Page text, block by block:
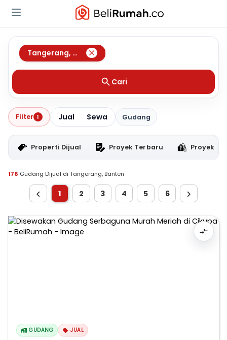
Tangerang, Banten
Cari
Filter 1 Jual Sewa Gudang
Properti Dijual Proyek Terbaru Proyek
176 Gudang Dijual di Tangerang, Banten
1 2 3 4 5 6
GUDANG JUAL